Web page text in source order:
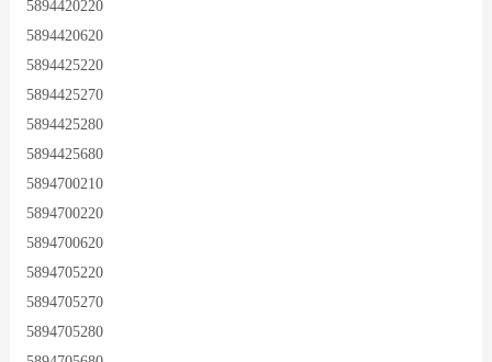
5894420220
5894420620
5894425220
5894425270
5894425280
5894425680
5894700210
5894700220
5894700620
5894705220
5894705270
5894705280